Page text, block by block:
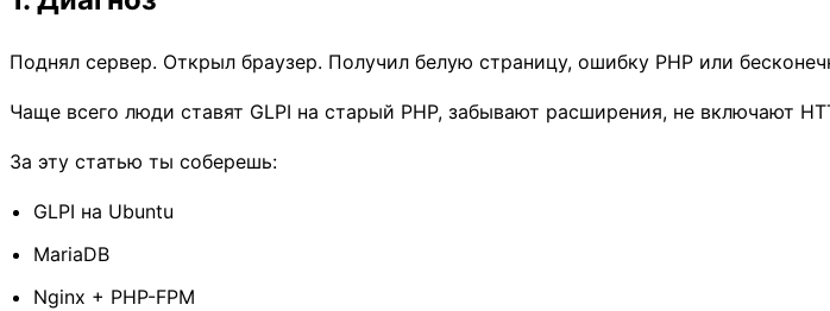
Поднял сервер. Открыл браузер. Получил белую страницу, ошибку PHP или
Чаще всего люди ставят GLPI на старый PHP, забывают расширения, не включают
За эту статью ты соберешь:
GLPI на Ubuntu
MariaDB
Nginx + PHP-FPM